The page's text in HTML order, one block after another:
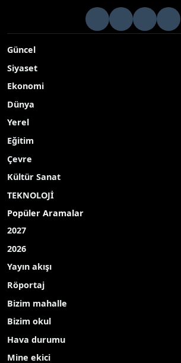
Güncel
Siyaset
Ekonomi
Dünya
Yerel
Eğitim
Çevre
Kültür Sanat
TEKNOLOJİ
Popüler Aramalar
2027
2026
Yayın akışı
Röportaj
Bizim mahalle
Bizim okul
Hava durumu
Mine ekici